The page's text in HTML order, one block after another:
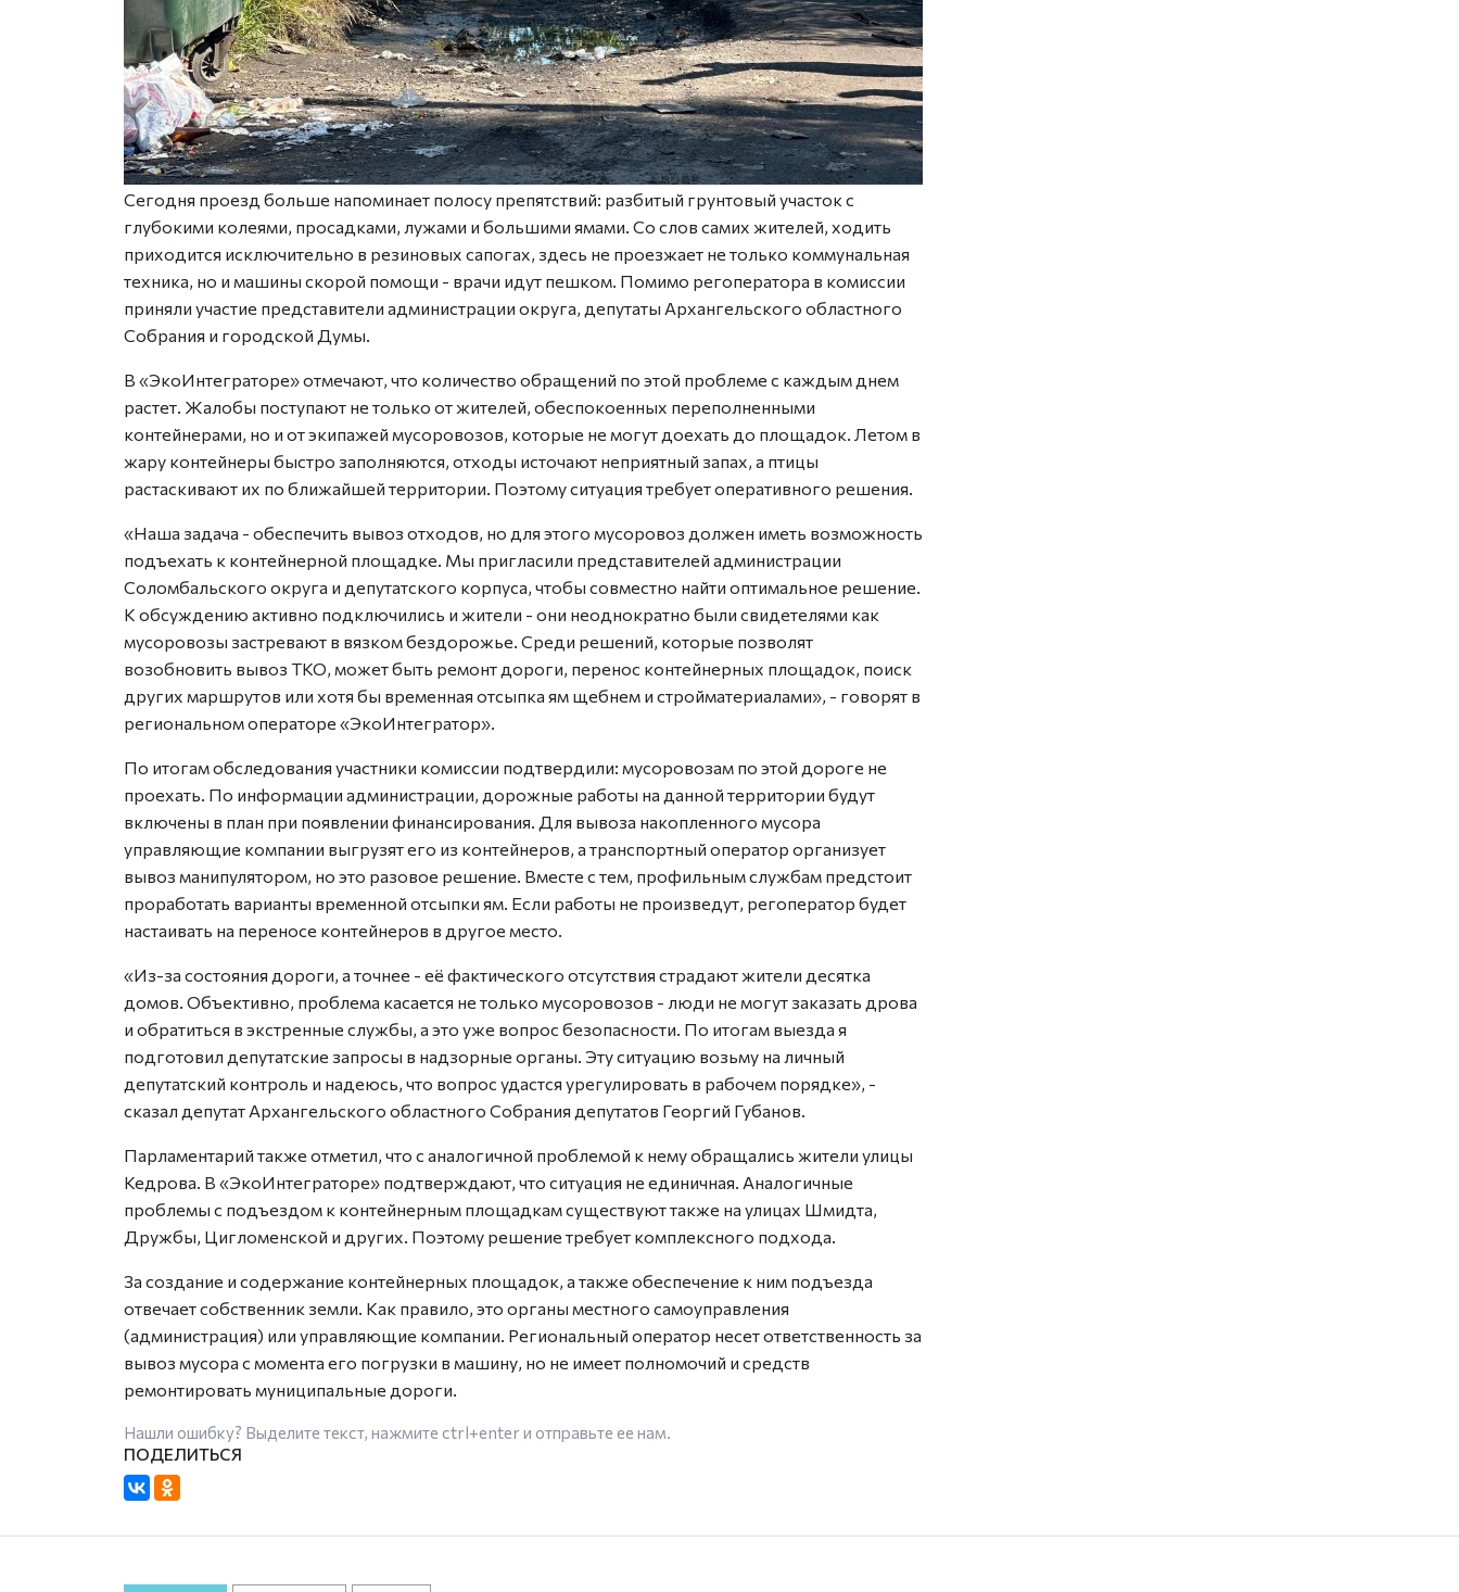
Сегодня проезд больше напоминает полосу препятствий: разбитый грунтовый участок с
глубокими колеями, просадками, лужами и большими ямами. Со слов самих жителей, ходить
приходится исключительно в резиновых сапогах, здесь не проезжает не только коммунальная
техника, но и машины скорой помощи - врачи идут пешком. Помимо регоператора в комиссии
приняли участие представители администрации округа, депутаты Архангельского областного
Собрания и городской Думы.
В «ЭкоИнтеграторе» отмечают, что количество обращений по этой проблеме с каждым днем
растет. Жалобы поступают не только от жителей, обеспокоенных переполненными
контейнерами, но и от экипажей мусоровозов, которые не могут доехать до площадок. Летом в
жару контейнеры быстро заполняются, отходы источают неприятный запах, а птицы
растаскивают их по ближайшей территории. Поэтому ситуация требует оперативного решения.
«Наша задача - обеспечить вывоз отходов, но для этого мусоровоз должен иметь возможность
подъехать к контейнерной площадке. Мы пригласили представителей администрации
Соломбальского округа и депутатского корпуса, чтобы совместно найти оптимальное решение.
К обсуждению активно подключились и жители - они неоднократно были свидетелями как
мусоровозы застревают в вязком бездорожье. Среди решений, которые позволят
возобновить вывоз ТКО, может быть ремонт дороги, перенос контейнерных площадок, поиск
других маршрутов или хотя бы временная отсыпка ям щебнем и стройматериалами», - говорят в
региональном операторе «ЭкоИнтегратор».
По итогам обследования участники комиссии подтвердили: мусоровозам по этой дороге не
проехать. По информации администрации, дорожные работы на данной территории будут
включены в план при появлении финансирования. Для вывоза накопленного мусора
управляющие компании выгрузят его из контейнеров, а транспортный оператор организует
вывоз манипулятором, но это разовое решение. Вместе с тем, профильным службам предстоит
проработать варианты временной отсыпки ям. Если работы не произведут, регоператор будет
настаивать на переносе контейнеров в другое место.
«Из-за состояния дороги, а точнее - её фактического отсутствия страдают жители десятка
домов. Объективно, проблема касается не только мусоровозов - люди не могут заказать дрова
и обратиться в экстренные службы, а это уже вопрос безопасности. По итогам выезда я
подготовил депутатские запросы в надзорные органы. Эту ситуацию возьму на личный
депутатский контроль и надеюсь, что вопрос удастся урегулировать в рабочем порядке», -
сказал депутат Архангельского областного Собрания депутатов Георгий Губанов.
Парламентарий также отметил, что с аналогичной проблемой к нему обращались жители улицы
Кедрова. В «ЭкоИнтеграторе» подтверждают, что ситуация не единичная. Аналогичные
проблемы с подъездом к контейнерным площадкам существуют также на улицах Шмидта,
Дружбы, Цигломенской и других. Поэтому решение требует комплексного подхода.
За создание и содержание контейнерных площадок, а также обеспечение к ним подъезда
отвечает собственник земли. Как правило, это органы местного самоуправления
(администрация) или управляющие компании. Региональный оператор несет ответственность за
вывоз мусора с момента его погрузки в машину, но не имеет полномочий и средств
ремонтировать муниципальные дороги.
Нашли ошибку? Выделите текст, нажмите ctrl+enterи отправьте ее нам.